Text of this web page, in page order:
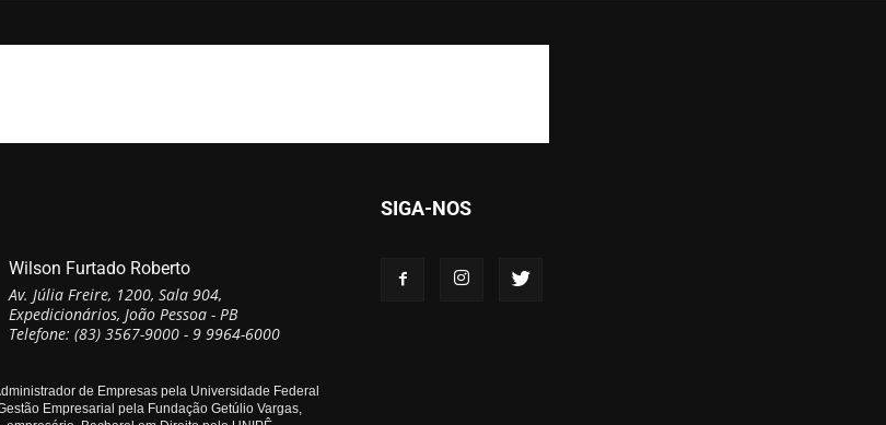
Wilson Furtado Roberto
Av. Júlia Freire, 1200, Sala 904,
Expedicionários, João Pessoa - PB
Telefone: (83) 3567-9000 - 9 9964-6000
de Empresas pela Universidade Federal
Empresarial pela Fundação Getúlio Vargas,
SIGA-NOS